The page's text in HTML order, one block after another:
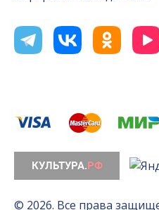
© 2026. Все права